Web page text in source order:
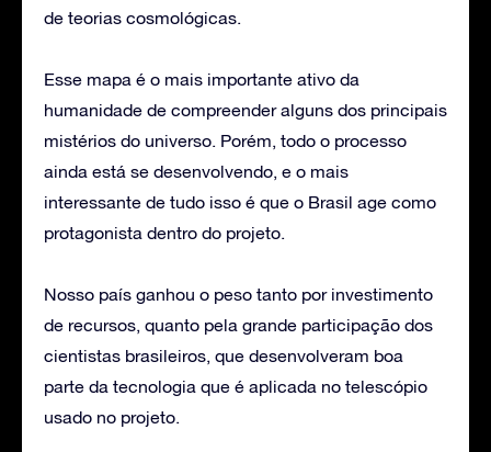
de teorias cosmológicas.
Esse mapa é o mais importante ativo da
humanidade de compreender alguns dos principais
mistérios do universo. Porém, todo o processo
ainda está se desenvolvendo, e o mais
interessante de tudo isso é que o Brasil age como
protagonista dentro do projeto.
Nosso país ganhou o peso tanto por investimento
de recursos, quanto pela grande participação dos
cientistas brasileiros, que desenvolveram boa
parte da tecnologia que é aplicada no telescópio
usado no projeto.